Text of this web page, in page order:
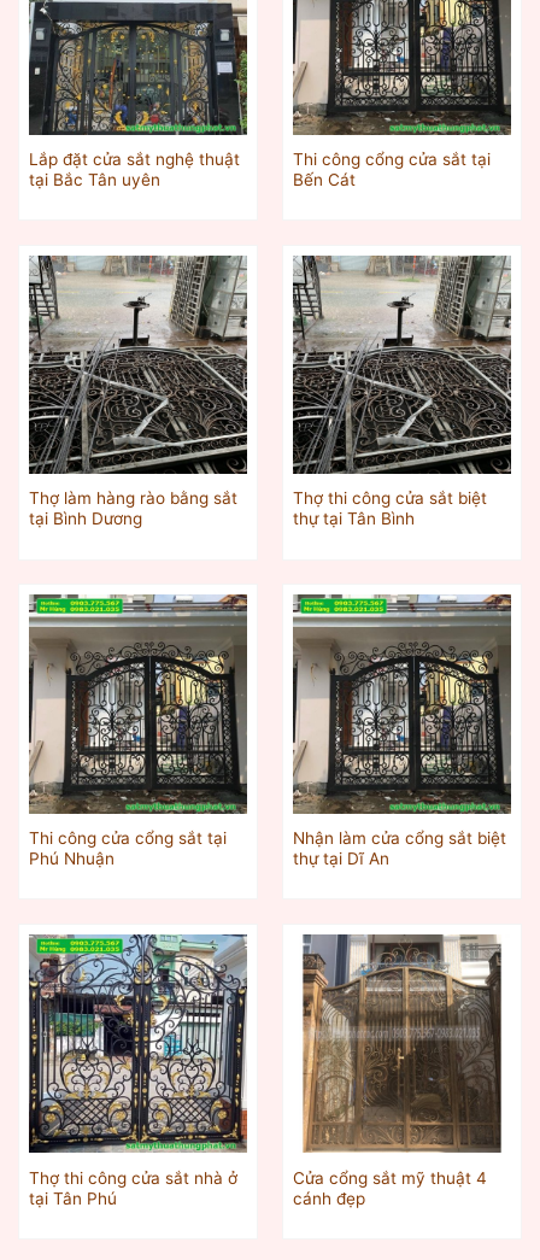
Lắp đặt cửa sắt nghệ thuật
tại Bắc Tân uyên
Thi công cổng cửa sắt tại
Bến Cát
Thợ làm hàng rào bằng sắt
tại Bình Dương
Thợ thi công cửa sắt biệt
thự tại Tân Bình
Thi công cửa cổng sắt tại
Phú Nhuận
Nhận làm cửa cổng sắt biệt
thự tại Dĩ An
Thợ thi công cửa sắt nhà ở
tại Tân Phú
Cửa cổng sắt mỹ thuật 4
cánh đẹp